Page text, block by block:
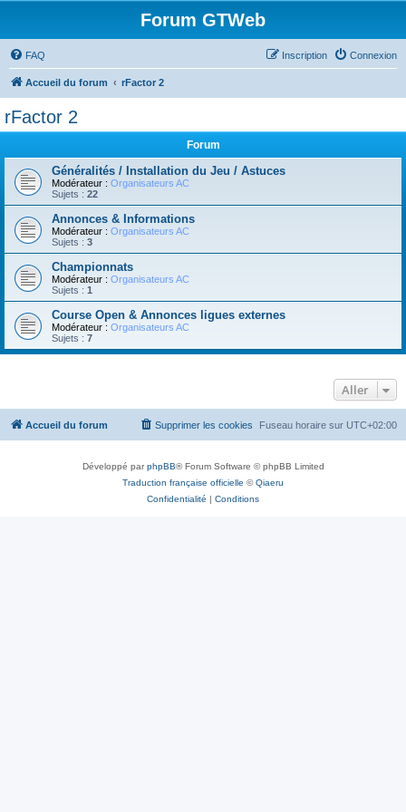
Forum GTWeb
FAQ Connexion
Inscription
Accueil du forum rFactor 2
rFactor 2
Forum
Généralités / Installation du Jeu / Astuces
Modérateur : Organisateurs AC
Sujets : 22
Annonces & Informations
Modérateur : Organisateurs AC
Sujets : 3
Championnats
Modérateur : Organisateurs AC
Sujets : 1
Course Open & Annonces ligues externes
Modérateur : Organisateurs AC
Sujets : 7
Aller
Accueil du forum Fuseau horaire sur UTC+02:00
Supprimer les cookies
Développé parphpBB® Forum Software © phpBB Limited
Traduction française officielle ©Qiaeru
Confidentialité | Conditions